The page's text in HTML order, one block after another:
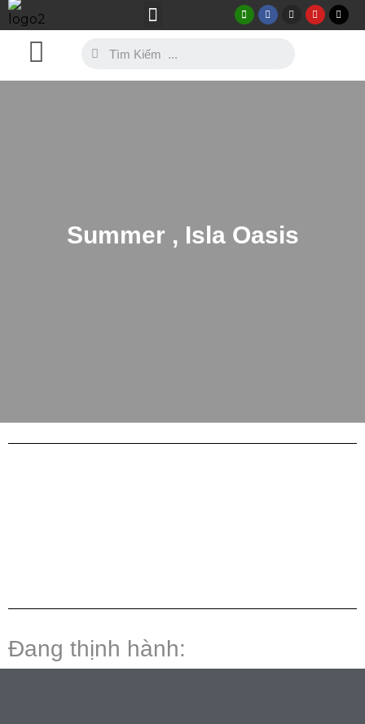
Summer , Isla Oasis
Đang thịnh hành: